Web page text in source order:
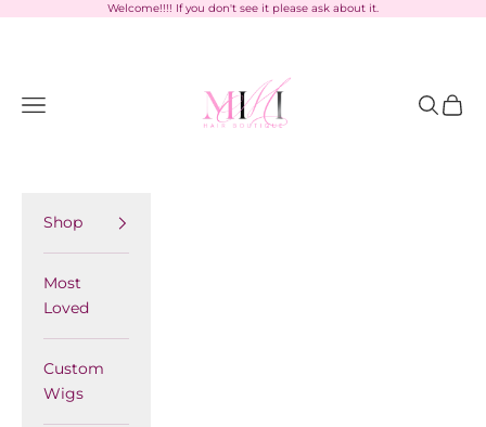
Skip to contentWelcome!!!! If you don't see it please ask about it.
Navigation menu Search
Cart
Shop
Most
Loved
Custom
Wigs